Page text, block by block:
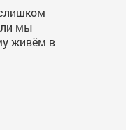
мы
живём в